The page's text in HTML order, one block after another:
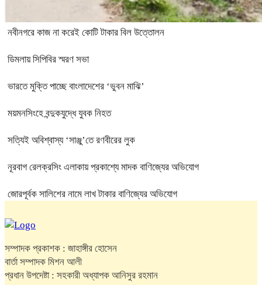
নবীনগরে কাজ না করেই কোটি টাকার বিল উত্তোলন
ডিমলায় সিপিবির স্মরণ সভা
ভারতে মুক্তি পাচ্ছে বাংলাদেশের ‘ভুবন মাঝি’
ময়মনসিংহে বন্দুকযুদ্ধে যুবক নিহত
সত্যিই অবিশ্বাস্য ‘সাঞ্জু’তে রণবীরের লুক
নূরবাগ রেলক্রসিং এলাকায় প্রকাশ্যে মাদক বাণিজ্যের অভিযোগ
জোরপূর্বক সালিশের নামে লাখ টাকার বাণিজ্যের অভিযোগ
সম্পাদক প্রকাশক : জাহাঙ্গীর হোসেন
বার্তা সম্পাদক মিশন আলী
প্রধান উপদেষ্টা : সহকারী অধ্যাপক আনিসুর রহমান